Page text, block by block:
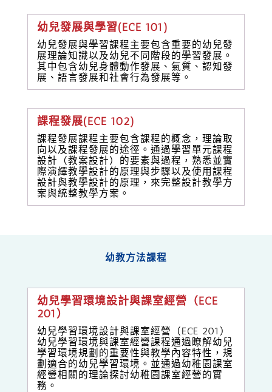
幼兒發展與學習(ECE 101)
幼兒發展與學習課程主要包含重要的幼兒發
展理論知識以及幼兒不同階段的學習發展。
其中包含幼兒身體動作發展、氣質、認知發
展、語言發展和社會行為發展等。
課程發展(ECE 102)
課程發展課程主要包含課程的概念，理論取
向以及課程發展的途徑。通過學習單元課程
設計（教案設計）的要素與過程，熟悉並實
際演繹教學設計的原理與步驟以及使用課程
設計與教學設計的原理，來完整設計教學方
案與統整教學方案。
幼教方法課程
幼兒學習環境設計與課室經營（ECE
201）
幼兒學習環境設計與課室經營（ECE 201）
幼兒學習環境與課室經營課程通過瞭解幼兒
學習環境規劃的重要性與教學內容特性，規
劃適合的幼兒學習環境。並通過幼稚園課室
經營相關的理論探討幼稚園課室經營的實
務。